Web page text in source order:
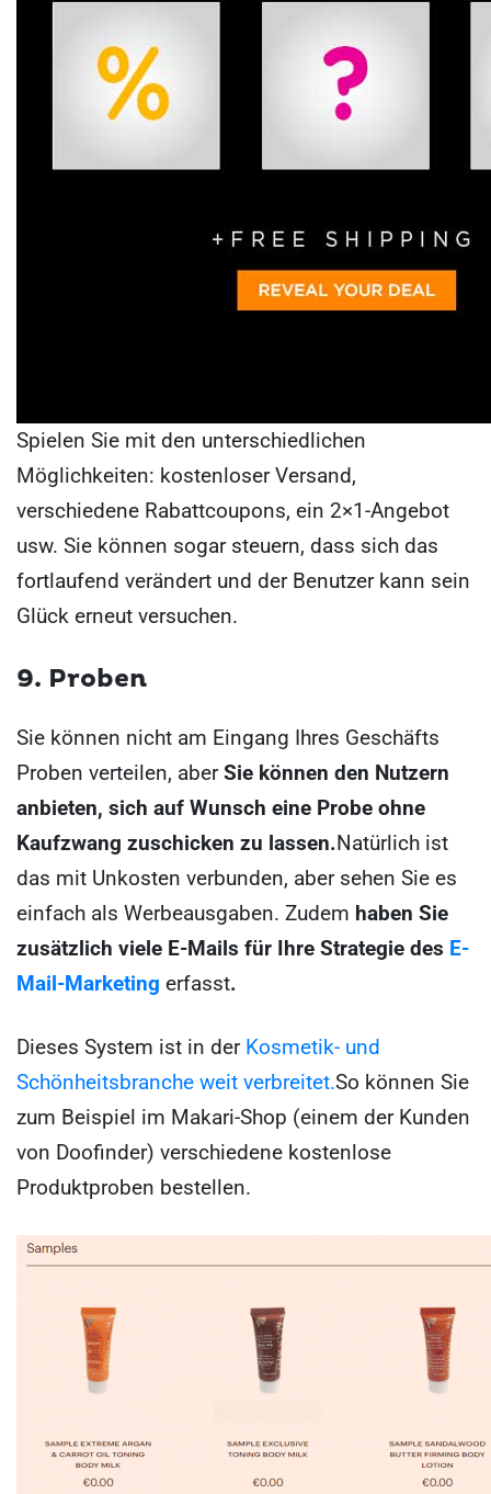
Spielen Sie mit den unterschiedlichen
Möglichkeiten: kostenloser Versand,
verschiedene Rabattcoupons, ein 2×1-Angebot
usw. Sie können sogar steuern, dass sich das
fortlaufend verändert und der Benutzer kann sein
Glück erneut versuchen.
9. Proben
Sie können nicht am Eingang Ihres Geschäfts
Proben verteilen, aberSie können den Nutzern
anbieten, sich auf Wunsch eine Probe ohne
Kaufzwang zuschicken zu lassen.Natürlich ist
das mit Unkosten verbunden, aber sehen Sie es
einfach als Werbeausgaben. Zudem haben Sie
zusätzlich viele E-Mails für Ihre Strategie des E-
Mail-Marketing erfasst.
Dieses System ist in der Kosmetik- und
Schönheitsbranche weit verbreitet.So können Sie
zum Beispiel im Makari-Shop (einem der Kunden
von Doofinder) verschiedene kostenlose
Produktproben bestellen.